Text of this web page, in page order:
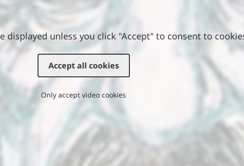
displayed unless you click "Accept" to consent to
Accept all cookies
Only accept video cookies